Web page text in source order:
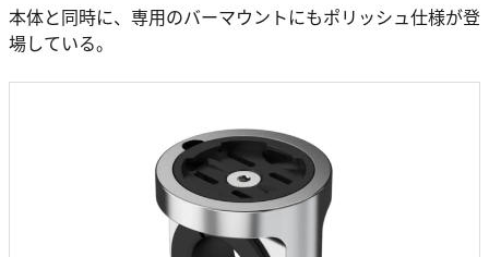
本体と同時に、専用のバーマウントにもポリッシュ仕様が登
場している。